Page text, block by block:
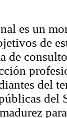
es un
de
de
del
del